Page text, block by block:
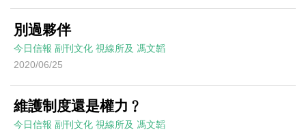
別過夥伴
今日信報 副刊文化 視線所及 馮文韜
2020/06/25
維護制度還是權力﹖
今日信報 副刊文化 視線所及 馮文韜